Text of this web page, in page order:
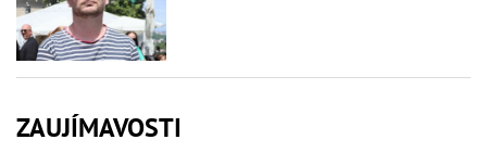
ZAUJÍMAVOSTI